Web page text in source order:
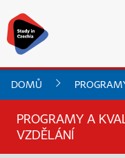
DOMŮ
PROGRAMY A
VZDĚLÁNÍ